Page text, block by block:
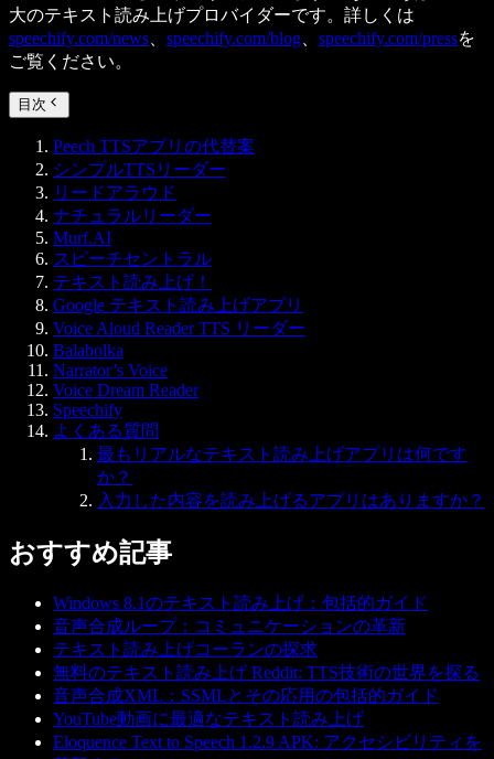
大のテキスト読み上げプロバイダーです。詳しくは
speechify.com/news
speechify.com/blog speechify.com/pressを
ご覧ください。
目次
Peech TTSアプリの代替案
シンプルTTSリーダー
リードアラウド
ナチュラルリーダー
Murf.AI
スピーチセントラル
テキスト読み上げ！
Google テキスト読み上げアプリ
Voice Aloud Reader TTS リーダー
Balabolka
Narrator’s Voice
Voice Dream Reader
Speechify
よくある質問
最もリアルなテキスト読み上げアプリは何です
か？
入力した内容を読み上げるアプリはありますか？
おすすめ記事
Windows 8.1のテキスト読み上げ：包括的ガイド
音声合成ループ：コミュニケーションの革新
テキスト読み上げコーランの探求
無料のテキスト読み上げ Reddit: TTS技術の世界を探る
音声合成XML：SSMLとその応用の包括的ガイド
YouTube動画に最適なテキスト読み上げ
Eloquence Text to Speech 1.2.9 APK: アクセシビリティを